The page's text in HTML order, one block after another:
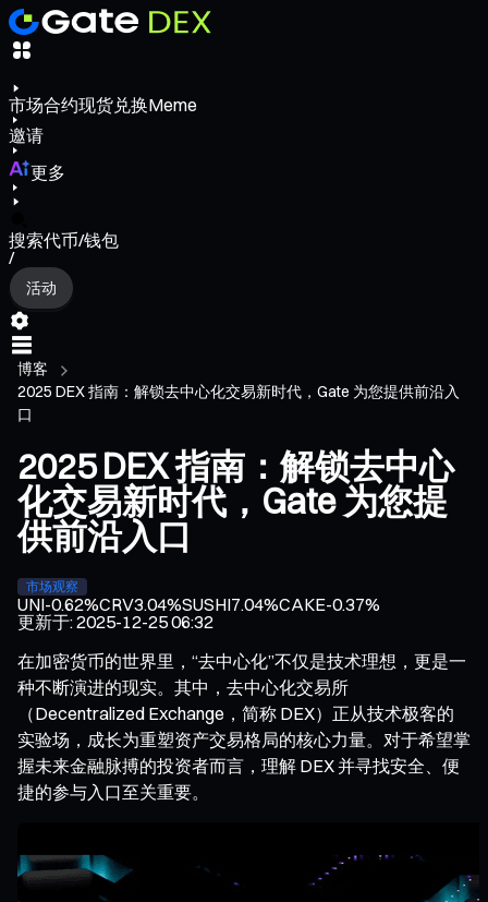
市场合约现货兑换Meme
邀请
更多
搜索代币/钱包
/
活动
博客
2025 DEX 指南：解锁去中心化交易新时代，Gate 为您提供前沿入
口
2025 DEX 指南：解锁去中心
化交易新时代，Gate 为您提
供前沿入口
市场观察
UNI-0.62%CRV3.04%SUSHI7.04%CAKE-0.37%
更新于:2025-12-25 06:32
在加密货币的世界里，“去中心化”不仅是技术理想，更是一
种不断演进的现实。其中，去中心化交易所
（Decentralized Exchange，简称 DEX）正从技术极客的
实验场，成长为重塑资产交易格局的核心力量。对于希望掌
握未来金融脉搏的投资者而言，理解 DEX 并寻找安全、便
捷的参与入口至关重要。